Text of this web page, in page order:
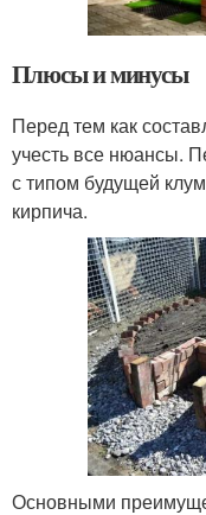
Плюсы и минусы
Перед тем как
учесть все нюансы.
с типом будущей
кирпича.
Основными